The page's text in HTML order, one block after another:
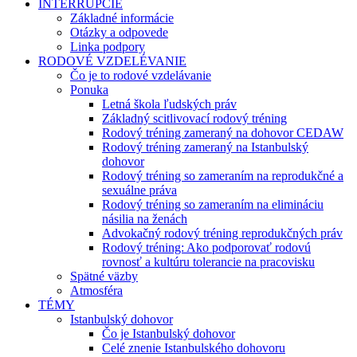
INTERRUPCIE
Základné informácie
Otázky a odpovede
Linka podpory
RODOVÉ VZDELÉVANIE
Čo je to rodové vzdelávanie
Ponuka
Letná škola ľudských práv
Základný scitlivovací rodový tréning
Rodový tréning zameraný na dohovor CEDAW
Rodový tréning zameraný na Istanbulský
dohovor
Rodový tréning so zameraním na reprodukčné a
sexuálne práva
Rodový tréning so zameraním na elimináciu
násilia na ženách
Advokačný rodový tréning reprodukčných práv
Rodový tréning: Ako podporovať rodovú
rovnosť a kultúru tolerancie na pracovisku
Spätné väzby
Atmosféra
TÉMY
Istanbulský dohovor
Čo je Istanbulský dohovor
Celé znenie Istanbulského dohovoru